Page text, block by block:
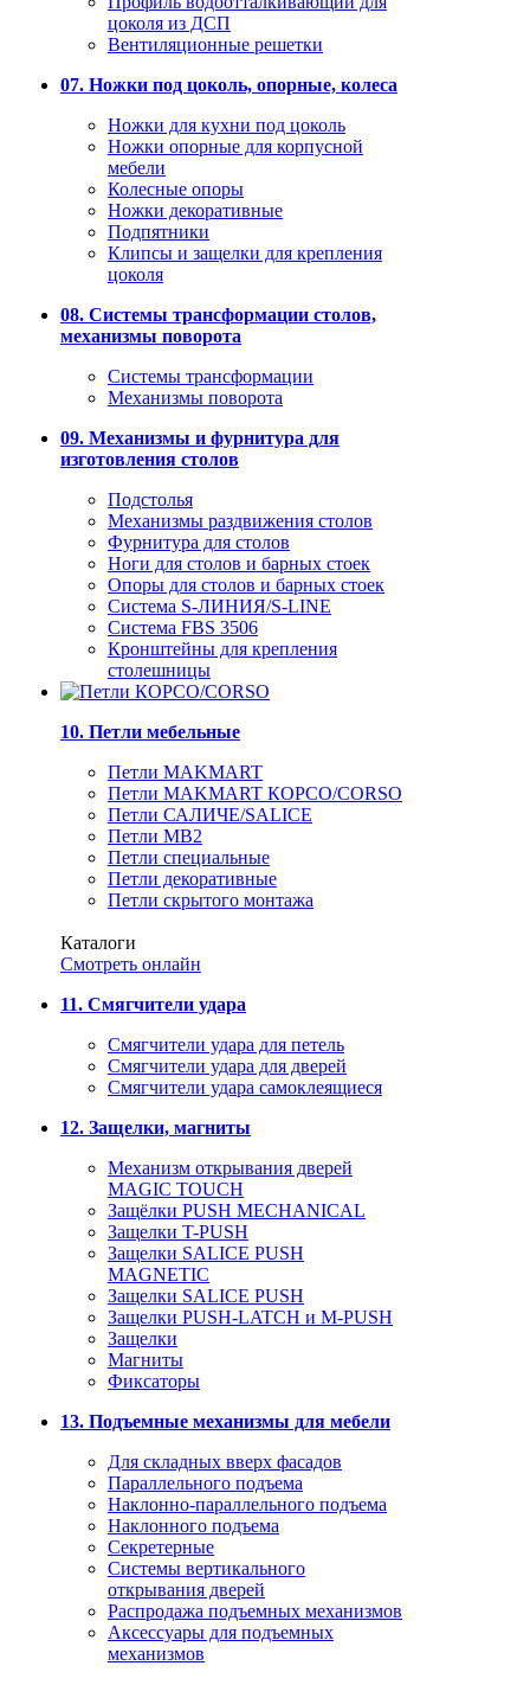
цоколя из ДСП
Вентиляционные решетки
07. Ножки под цоколь, опорные, колеса
Ножки для кухни под цоколь
Ножки опорные для корпусной
мебели
Колесные опоры
Ножки декоративные
Подпятники
Клипсы и защелки для крепления
цоколя
08. Системы трансформации столов,
механизмы поворота
Системы трансформации
Механизмы поворота
09. Механизмы и фурнитура для
изготовления столов
Подстолья
Механизмы раздвижения столов
Фурнитура для столов
Ноги для столов и барных стоек
Опоры для столов и барных стоек
Система S-ЛИНИЯ/S-LINE
Система FBS 3506
Кронштейны для крепления
столешницы
10. Петли мебельные
Петли MAKMART
Петли MAKMART КОРСО/CORSO
Петли САЛИЧЕ/SALICE
Петли MB2
Петли специальные
Петли декоративные
Петли скрытого монтажа
Каталоги
Смотреть онлайн
11. Смягчители удара
Смягчители удара для петель
Смягчители удара для дверей
Cмягчители удара самоклеящиеся
12. Защелки, магниты
Механизм открывания дверей
MAGIC TOUCH
Защёлки PUSH MECHANICAL
Защелки T-PUSH
Защелки SALICE PUSH
MAGNETIC
Защелки SALICE PUSH
Защелки PUSH-LATCH и M-PUSH
Защелки
Магниты
Фиксаторы
13. Подъемные механизмы для мебели
Для складных вверх фасадов
Параллельного подъема
Наклонно-параллельного подъема
Наклонного подъема
Секретерные
Системы вертикального
открывания дверей
Распродажа подъемных механизмов
Аксессуары для подъемных
механизмов